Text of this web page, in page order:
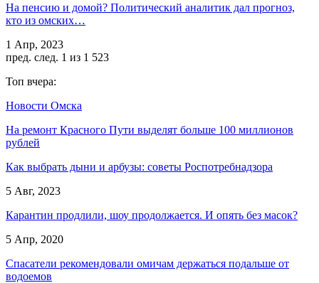
На пенсию и домой? Политический аналитик дал прогноз,
кто из омских…
1 Апр, 2023
пред. след. 1 из 1 523
Топ вчера:
Новости Омска
На ремонт Красного Пути выделят больше 100 миллионов
рублей
Как выбрать дыни и арбузы: советы Роспотребнадзора
5 Авг, 2023
Карантин продлили, шоу продолжается. И опять без масок?
5 Апр, 2020
Спасатели рекомендовали омичам держаться подальше от
водоемов